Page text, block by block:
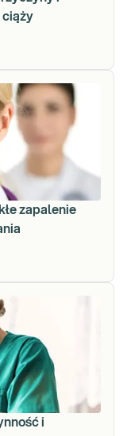
ciąży
zapalenie
i